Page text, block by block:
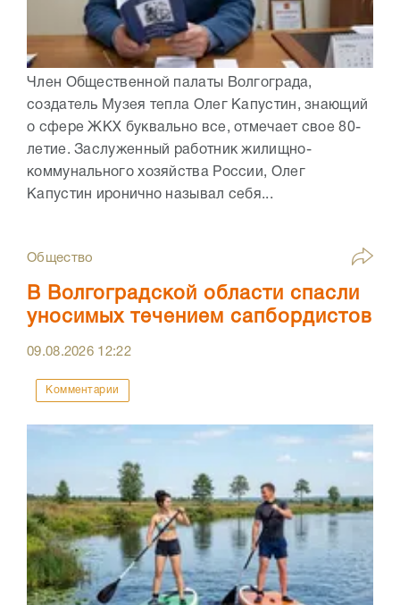
Член Общественной палаты Волгограда,
создатель Музея тепла Олег Капустин, знающий
о сфере ЖКХ буквально все, отмечает свое 80-
летие. Заслуженный работник жилищно-
коммунального хозяйства России, Олег
Капустин иронично называл себя...
Общество
В Волгоградской области спасли
уносимых течением сапбордистов
09.08.2026 12:22
Комментарии